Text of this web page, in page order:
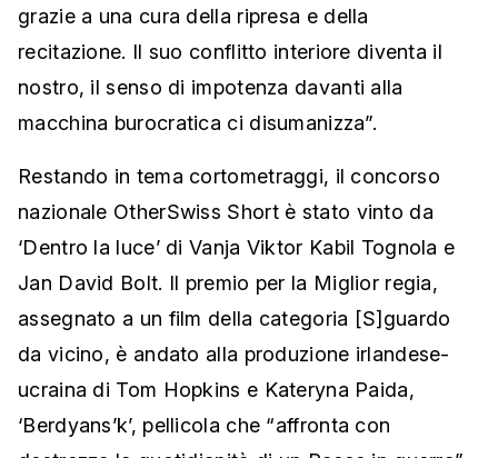
grazie a una cura della ripresa e della
recitazione. Il suo conflitto interiore diventa il
nostro, il senso di impotenza davanti alla
macchina burocratica ci disumanizza”.
Restando in tema cortometraggi, il concorso
nazionale OtherSwiss Short è stato vinto da
‘Dentro la luce’ di Vanja Viktor Kabil Tognola e
Jan David Bolt. Il premio per la Miglior regia,
assegnato a un film della categoria [S]guardo
da vicino, è andato alla produzione irlandese-
ucraina di Tom Hopkins e Kateryna Paida,
‘Berdyans’k’, pellicola che “affronta con